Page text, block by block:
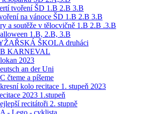
tvoření ŠD 1.B 2.B 3.B
na vánoce ŠD 1.B 2.B 3.B
a soutěže v tělocvičně 1.B 2.B .3.B
1.B, 2.B, 3.B
ŠKOLA druháci
KARNEVAL
2023
an der Uni
čteme a píšeme
kolo recitace 1. stupeň 2023
2023 1.stupeň
recitátoři 2. stupně